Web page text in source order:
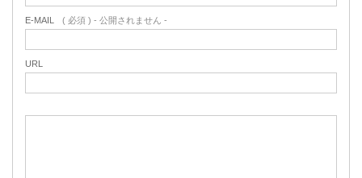
E-MAIL ( 必須 ) - 公開されません -
URL